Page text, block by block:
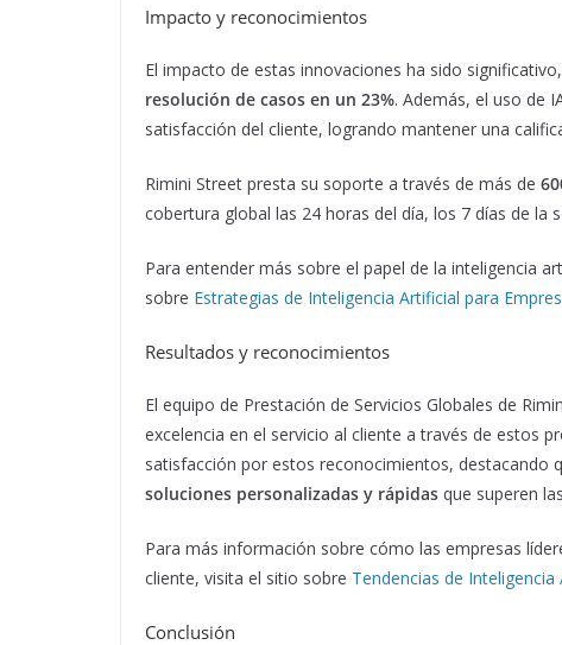
Impacto y reconocimientos
El impacto de estas innovaciones ha sido
resolución de casos en un 23%. Además, el uso de
satisfacción del cliente, logrando mantener una
Rimini Street presta su soporte a través de más de
cobertura global las 24 horas del día, los 7 días de la
Para entender más sobre el papel de la inteligencia
sobre Estrategias de Inteligencia Artificial para
Resultados y reconocimientos
El equipo de Prestación de Servicios Globales de
excelencia en el servicio al cliente a través de estos
satisfacción por estos reconocimientos, destacando
soluciones personalizadas y rápidas que superen
Para más información sobre cómo las empresas
cliente, visita el sitio sobre Tendencias de
Conclusión